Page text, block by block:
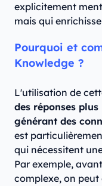
explicitement
mais qui
Pourquoi et
Knowledge ?
L'utilisation de
des réponses
générant des
est
qui nécessitent
Par exemple,
complexe, on peut